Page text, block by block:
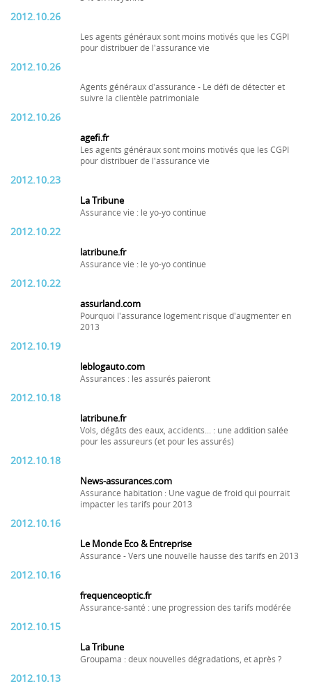
2012.10.26
Les agents généraux sont moins motivés que les CGPI
pour distribuer de l'assurance vie
2012.10.26
Agents généraux d'assurance - Le défi de détecter et
suivre la clientèle patrimoniale
2012.10.26
agefi.fr
Les agents généraux sont moins motivés que les CGPI
pour distribuer de l'assurance vie
2012.10.23
La Tribune
Assurance vie : le yo-yo continue
2012.10.22
latribune.fr
Assurance vie : le yo-yo continue
2012.10.22
assurland.com
Pourquoi l'assurance logement risque d'augmenter en
2013
2012.10.19
leblogauto.com
Assurances : les assurés paieront
2012.10.18
latribune.fr
Vols, dégâts des eaux, accidents... : une addition salée
pour les assureurs (et pour les assurés)
2012.10.18
News-assurances.com
Assurance habitation : Une vague de froid qui pourrait
impacter les tarifs pour 2013
2012.10.16
Le Monde Eco & Entreprise
Assurance - Vers une nouvelle hausse des tarifs en 2013
2012.10.16
frequenceoptic.fr
Assurance-santé : une progression des tarifs modérée
2012.10.15
La Tribune
Groupama : deux nouvelles dégradations, et après ?
2012.10.13